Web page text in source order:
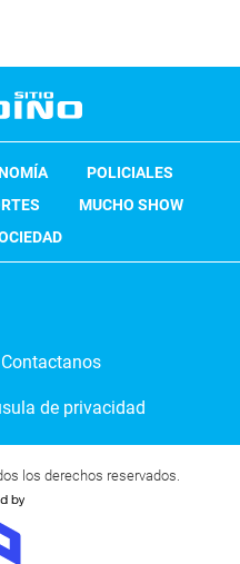
POLICIALES
MUCHO SHOW
Contactanos
de privacidad
los derechos reservados.